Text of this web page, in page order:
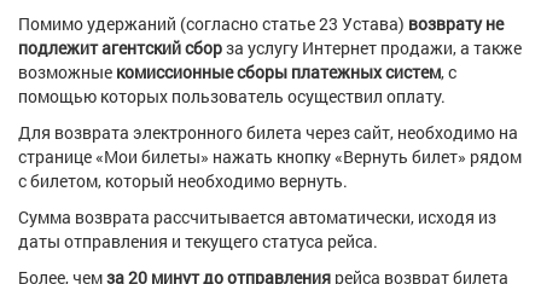
Помимо удержаний (согласно статье 23 Устава) возврату не
подлежитагентский сборза услугу Интернет продажи, а также
возможные комиссионные сборы платежных систем, с
помощью которых пользователь осуществил оплату.
Для возврата электронного билета через сайт, необходимо на
странице «Мои билеты» нажать кнопку «Вернуть билет» рядом
с билетом, который необходимо вернуть.
Сумма возврата рассчитывается автоматически, исходя из
даты отправления и текущего статуса рейса.
Более, чемза 20 минутдо отправления рейса возврат билета